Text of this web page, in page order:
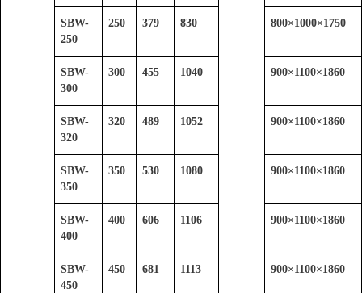
SBW-
250
250 379 830 800×1000×1750
SBW-
300
300 455 1040 900×1100×1860
SBW-
320
320 489 1052 900×1100×1860
SBW-
350
350 530 1080 900×1100×1860
SBW-
400
400 606 1106 900×1100×1860
SBW-
450
450 681 1113 900×1100×1860